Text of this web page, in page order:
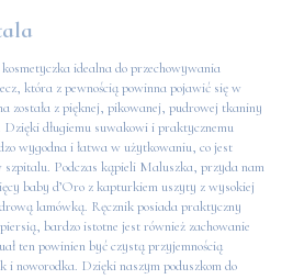
idealna do przechowywania
która z pewnością powinna pojawić się w
została z pięknej, pikowanej, pudrowej tkaniny
Dzięki długiemu suwakowi i praktycznemu
wygodna i łatwa w użytkowaniu, co jest
szpitalu. Podczas kąpieli Maluszka, przyda nam
baby d’Oro z kapturkiem uszyty z wysokiej
lamówką. Ręcznik posiada praktyczny
bardzo istotne jest również zachowanie
ten powinien być czystą przyjemnością
i noworodka. Dzięki naszym poduszkom do